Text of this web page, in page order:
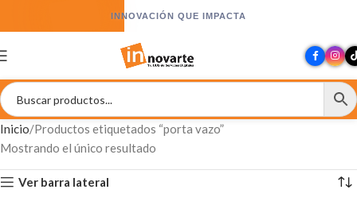
INNOVACIÓN QUE IMPACTA
Inicio Productos etiquetados “porta vazo”
Mostrando el único resultado
Ver barra lateral